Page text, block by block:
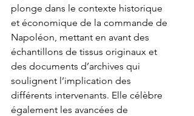
plonge dans le contexte historique
et économique de la commande de
Napoléon, mettant en avant des
échantillons de tissus originaux et
des documents d’archives qui
soulignent l’implication des
différents intervenants. Elle célèbre
également les avancées de